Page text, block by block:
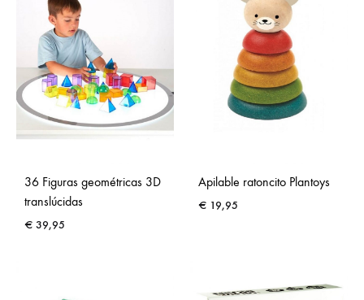
36 Figuras geométricas 3D
translúcidas
€ 39,95
Apilable ratoncito Plantoys
€ 19,95